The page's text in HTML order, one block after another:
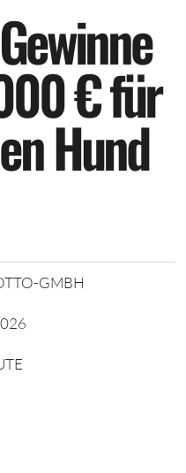
Gewinne
00€für
enHund
GMBH